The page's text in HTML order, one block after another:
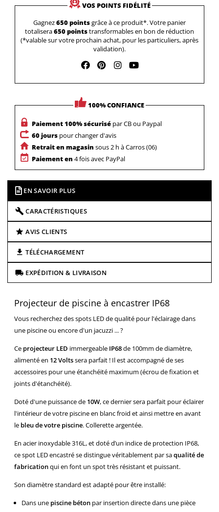
VOS POINTS FIDÉLITÉ
Gagnez650 pointsgrâce à ce produit*. Votre panier
totalisera650 pointstransformables en bon de réduction
(*valable sur votre prochain achat, pour les particuliers, après
validation).
100% CONFIANCE
Paiement 100% sécurisé par CB ou Paypal
60 jours pour changer d'avis
Retrait en magasin sous 2 h à Carros (06)
Paiement en 4 fois avec PayPal
EN SAVOIR PLUS
CARACTÉRISTIQUES
AVIS CLIENTS
TÉLÉCHARGEMENT
EXPÉDITION & LIVRAISON
Projecteur de piscine à encastrer IP68
Vous recherchez des spots LED de qualité pour l'éclairage dans
une piscine ou encore d'un jacuzzi ... ?
Ce projecteur LED immergeable IP68de 100mm de diamètre,
alimenté en 12 Voltssera parfait ! Il est accompagné de ses
accessoires pour une étanchéité maximum (écrou de fixation et
joints d'étanchéité).
Doté d'une puissance de 10W, ce dernier sera parfait pour éclairer
l'intérieur de votre piscine en blanc froid et ainsi mettre en avant
le bleu de votre piscine. Collerette argentée.
En acier inoxydable 316L, et doté d’un indice de protection IP68,
ce spot LED encastré se distingue véritablement par saqualité de
fabricationqui en font un spot très résistant et puissant.
Son diamètre standard est adapté pour être installé:
Dans une piscine béton par insertion directe dans une pièce